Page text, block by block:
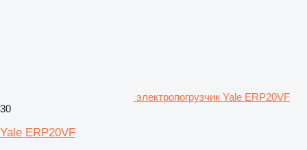
электропогрузчик Yale ERP20VF
30
Yale ERP20VF